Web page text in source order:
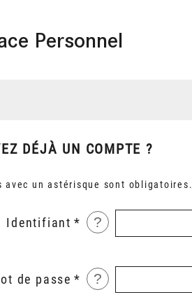
Personnel
DÉJÀ UN COMPTE ?
avec un astérisque sont obligatoires.
Identifiant ?
de passe ?